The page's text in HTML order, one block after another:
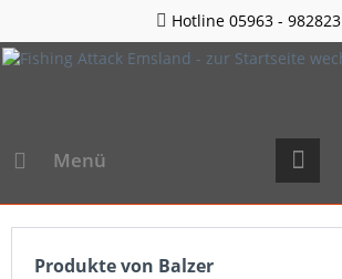
Hotline 05963 - 982823
Menü
Produkte von Balzer